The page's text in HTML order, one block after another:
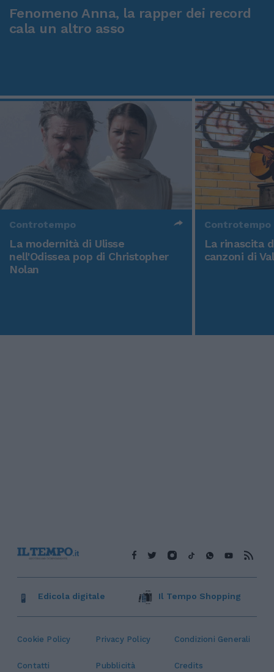
Fenomeno Anna, la rapper dei record
cala un altro asso
Controtempo
La modernità di Ulisse
nell'Odissea pop di Christopher
Nolan
Controtempo
La rinascita
canzoni di
Cookie Policy Privacy Policy Condizioni Generali
Contatti Pubblicità Credits
Edicola digitale Il Tempo Shopping